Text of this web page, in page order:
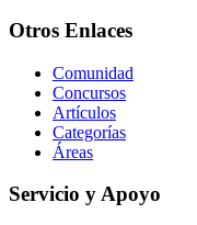
Otros Enlaces
Comunidad
Concursos
Artículos
Categorías
Áreas
Servicio y Apoyo